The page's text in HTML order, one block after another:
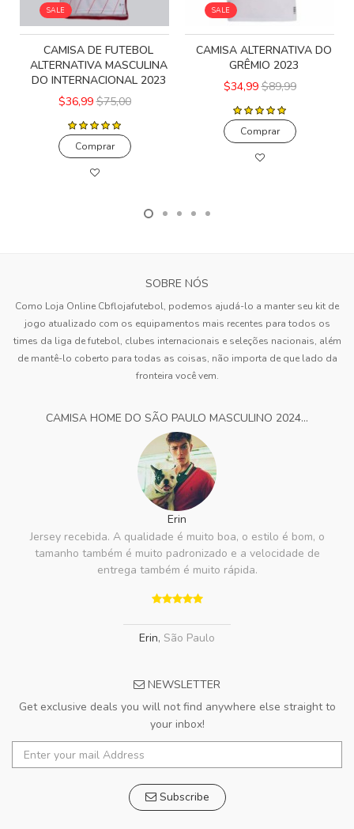
SALE
CAMISA DE FUTEBOL
ALTERNATIVA MASCULINA
DO INTERNACIONAL 2023
$36,99 $75,00
Comprar
SALE
CAMISA ALTERNATIVA DO
GRÊMIO 2023
$34,99 $89,99
Comprar
SOBRE NÓS
Como Loja Online Cbflojafutebol, podemos ajudá-lo a manter seu kit de
jogo atualizado com os equipamentos mais recentes para todos os
times da liga de futebol, clubes internacionais e seleções nacionais, além
de mantê-lo coberto para todas as coisas, não importa de que lado da
fronteira você vem.
CAMISA HOME DO SÃO PAULO MASCULINO 2024...
Erin
Jersey recebida. A qualidade é muito boa, o estilo é bom, o
tamanho também é muito padronizado e a velocidade de
entrega também é muito rápida.
Erin, São Paulo
NEWSLETTER
Get exclusive deals you will not find anywhere else straight to
your inbox!
Subscribe